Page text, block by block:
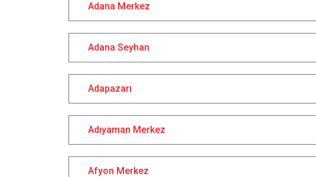
Adana Merkez
Adana Seyhan
Adapazarı
Adıyaman Merkez
Afyon Merkez